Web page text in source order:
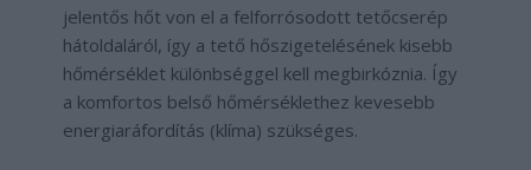
jelentős hőt von el a felforrósodott tetőcserép
hátoldaláról, így a tető hőszigetelésének kisebb
hőmérséklet különbséggel kell megbirkóznia. Így
a komfortos belső hőmérséklethez kevesebb
energiaráfordítás (klíma) szükséges.